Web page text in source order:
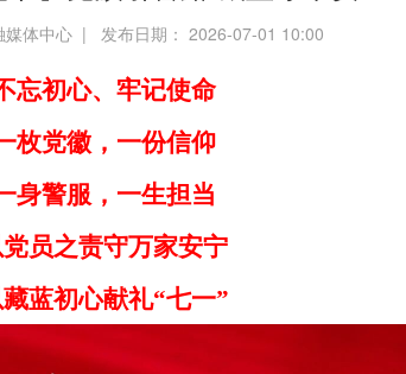
媒体中心 | 发布日期： 2026-07-01 10:00
忘初心、牢记使命
枚党徽，一份信仰
身警服，一生担当
员之责守万家安宁
蓝初心献礼“七一”